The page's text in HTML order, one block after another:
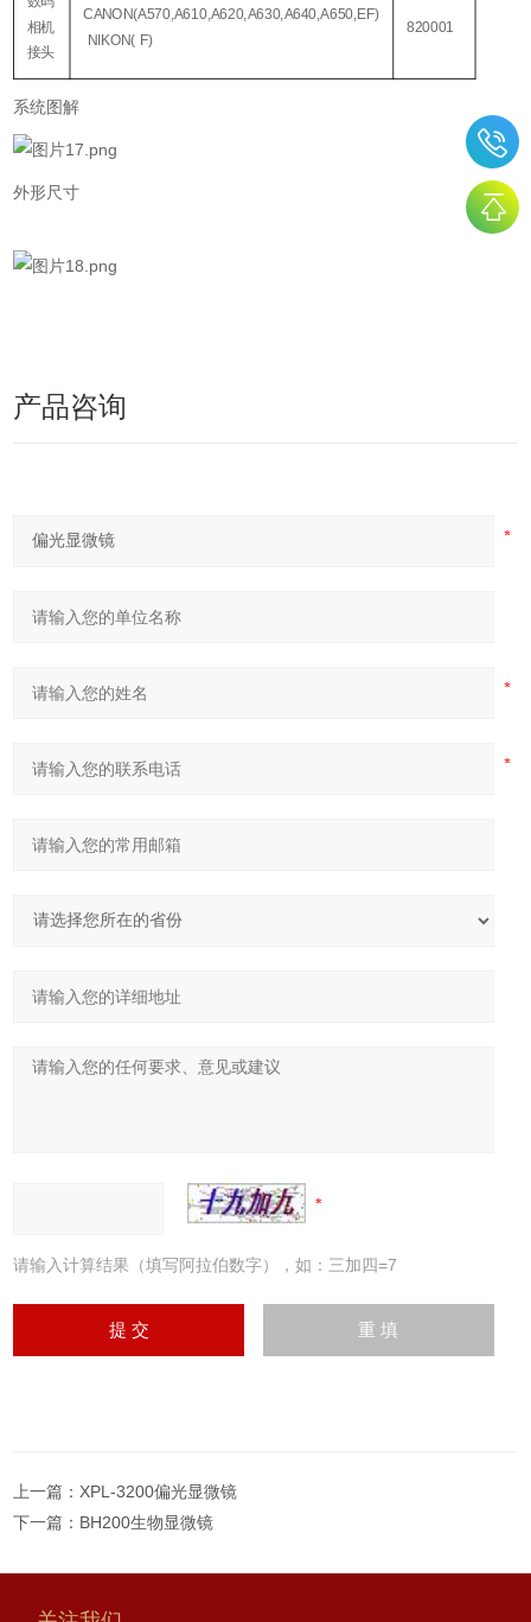
相机
接头
CANON(A570,A610,A620,A630,A640,A650,EF)
NIKON( F)
820001
系统图解
外形尺寸
产品咨询
请输入计算结果（填写阿拉伯数字），如：三加四=7
上一篇： XPL-3200偏光显微镜
下一篇： BH200生物显微镜